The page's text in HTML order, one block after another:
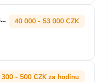
Obráběč kovů – soustružník (m/ž) │ až 53 000 Kč – pohodové prostředí – pouze ranní směna 40 000 - 53 000 CZK
300 - 500 CZK za hodinu